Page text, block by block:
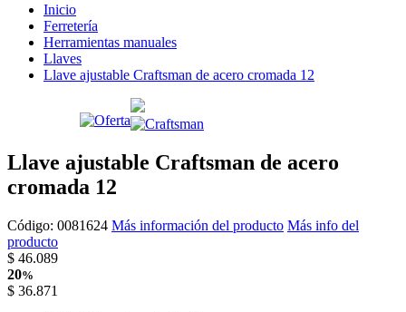
Inicio
Ferretería
Herramientas manuales
Llaves
Llave ajustable Craftsman de acero cromada 12
Llave ajustable Craftsman de acero
cromada 12
Código: 0081624 Más información del producto Más info del
producto
$ 46.089
20%
$ 36.871